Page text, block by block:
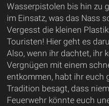
Wasserpistolen bis hin zu
im Einsatz, was das Nass
Vergesst die kleinen
Touristen! Hier geht es
Also, wenn ihr dachtet, ihr
Vergnügen mit einem
entkommen, habt ihr euch
Tradition besagt, dass
Feuerwehr könnte euch